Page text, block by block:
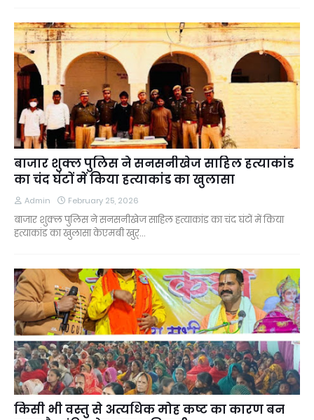
बाजार शुक्ल पुलिस ने सनसनीखेज साहिल हत्याकांड
का चंद घंटों में किया हत्याकांड का खुलासा
Admin February 25, 2026
बाजार शुक्ल पुलिस ने सनसनीखेज साहिल हत्याकांड का चंद घंटों में किया
हत्याकांड का खुलासा केएमबी खुर्…
किसी भी वस्तु से अत्यधिक मोह कष्ट का कारण बन